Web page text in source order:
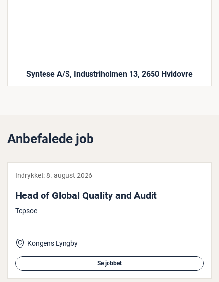
Syntese A/S, Industriholmen 13, 2650 Hvidovre
Anbefalede job
Indrykket:8. august 2026
Head of Global Quality and Audit
Topsoe
Kongens Lyngby
Se jobbet